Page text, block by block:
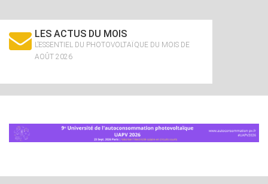
LES ACTUS DU MOIS
L’ESSENTIEL DU PHOTOVOLTAÏQUE DU MOIS DE
AOÛT 2026